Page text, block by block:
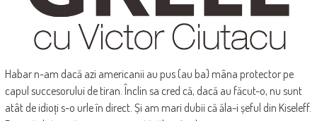
Habar n-am dacă azi americanii au pus (au ba) mâna protector pe
capul succesorului de tiran. Înclin sa cred că, dacă au făcut-o, nu sunt
atât de idioți s-o urle în direct. Și am mari dubii că ăla-i șeful din Kiseleff.